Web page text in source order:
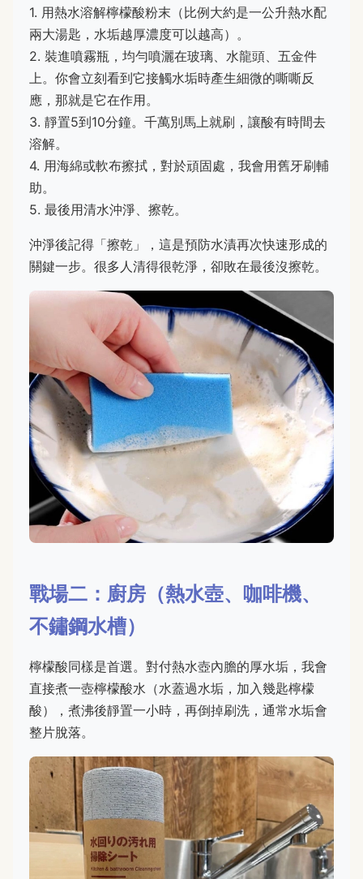
1. 用熱水溶解檸檬酸粉末（比例大約是一公升熱水配
兩大湯匙，水垢越厚濃度可以越高）。
2. 裝進噴霧瓶，均勻噴灑在玻璃、水龍頭、五金件
上。你會立刻看到它接觸水垢時產生細微的嘶嘶反
應，那就是它在作用。
3. 靜置5到10分鐘。千萬別馬上就刷，讓酸有時間去
溶解。
4. 用海綿或軟布擦拭，對於頑固處，我會用舊牙刷輔
助。
5. 最後用清水沖淨、擦乾。
沖淨後記得「擦乾」，這是預防水漬再次快速形成的
關鍵一步。很多人清得很乾淨，卻敗在最後沒擦乾。
戰場二：廚房（熱水壺、咖啡機、
不鏽鋼水槽）
檸檬酸同樣是首選。對付熱水壺內膽的厚水垢，我會
直接煮一壺檸檬酸水（水蓋過水垢，加入幾匙檸檬
酸），煮沸後靜置一小時，再倒掉刷洗，通常水垢會
整片脫落。